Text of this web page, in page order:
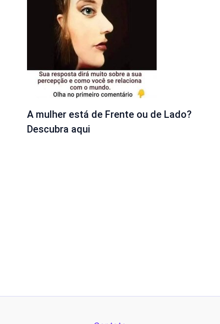
A mulher está de Frente ou de Lado?
Descubra aqui